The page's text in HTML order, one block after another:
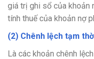
giá trị ghi sổ của khoản
tính thuế của khoản nợ
(2) Chênh lệch tạm
Là các khoản chênh